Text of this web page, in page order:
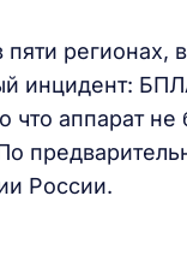
регионах,
инцидент:
что аппарат
России.